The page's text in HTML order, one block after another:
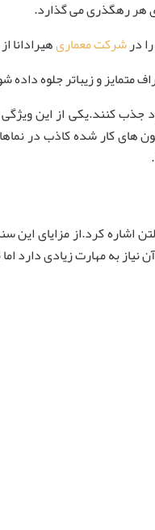
هر رهگذری می گذارد.
درشرکت معماریهیرادانا
و زیباتر جلوه داده
کنند.یکی از این ویژگی
کار شده کاذب در
کرد.از مزایای این
به مهارت زیادی دارد